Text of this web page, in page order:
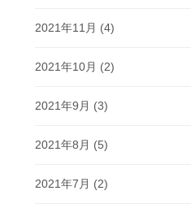
2021年11月 (4)
2021年10月 (2)
2021年9月 (3)
2021年8月 (5)
2021年7月 (2)